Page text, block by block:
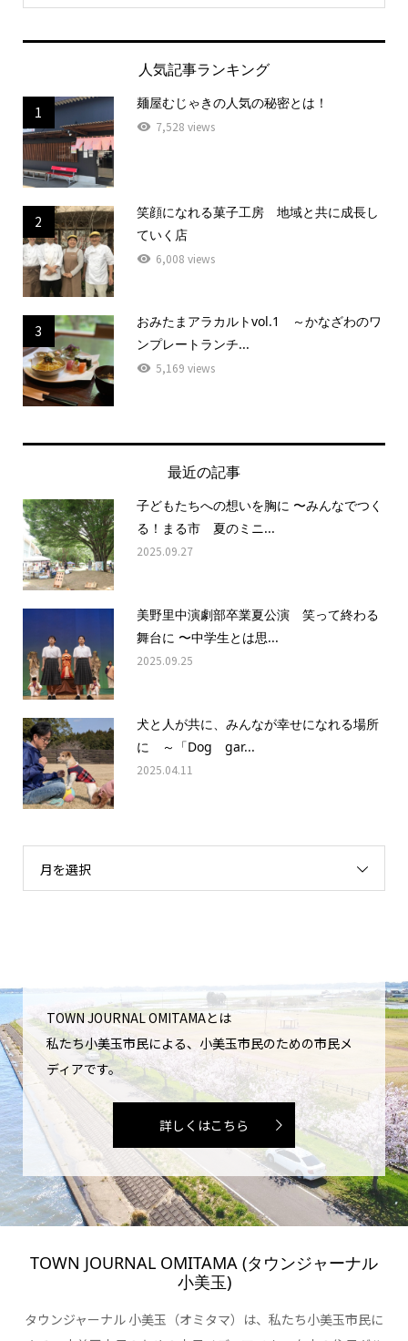
人気記事ランキング
1
麺屋むじゃきの人気の秘密とは！
7,528 views
2
笑顔になれる菓子工房 地域と共に成長し
ていく店
6,008 views
3
おみたまアラカルトvol.1 ～かなざわのワ
ンプレートランチ...
5,169 views
最近の記事
子どもたちへの想いを胸に 〜みんなでつく
る！まる市 夏のミニ...
2025.09.27
美野里中演劇部卒業夏公演 笑って終わる
舞台に 〜中学生とは思...
2025.09.25
犬と人が共に、みんなが幸せになれる場所
に ～「Dog gar...
2025.04.11
月を選択
TOWN JOURNAL OMITAMAとは
私たち小美玉市民による、小美玉市民のための市民メ
ディアです。
詳しくはこちら
TOWN JOURNAL OMITAMA (タウンジャーナル
小美玉)
タウンジャーナル 小美玉（オミタマ）は、私たち小美玉市民に